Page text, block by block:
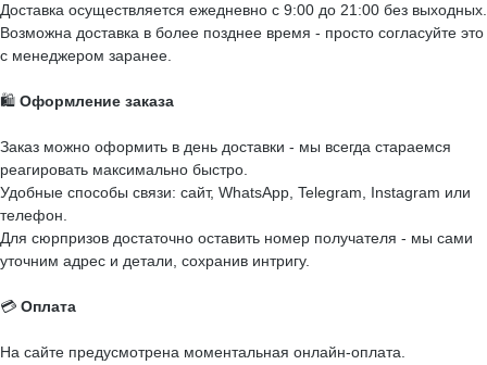
Доставка осуществляется ежедневно с 9:00 до 21:00 без выходных.
Возможна доставка в более позднее время - просто согласуйте это
с менеджером заранее.
🛍️ Оформление заказа
Заказ можно оформить в день доставки - мы всегда стараемся
реагировать максимально быстро.
Удобные способы связи: сайт, WhatsApp, Telegram, Instagram или
телефон.
Для сюрпризов достаточно оставить номер получателя - мы сами
уточним адрес и детали, сохранив интригу.
💳 Оплата
На сайте предусмотрена моментальная онлайн-оплата.